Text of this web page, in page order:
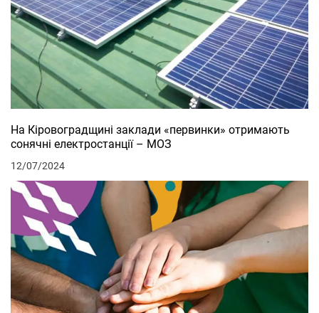
На Кіровоградщині заклади «первинки» отримають
сонячні електростанції – МОЗ
12/07/2024